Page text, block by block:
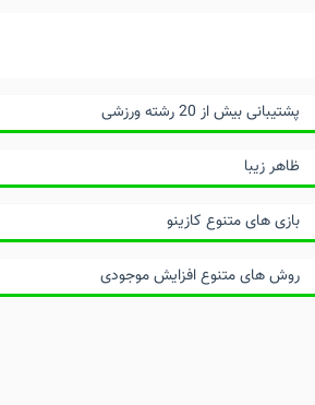
پشتیبانی بیش از 20 رشته ورزشی
ظاهر زیبا
بازی های متنوع کازینو
روش های متنوع افزایش موجودی